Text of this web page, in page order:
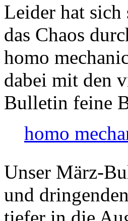
Leider hat
das Chaos
homo
dabei mit den
Bulletin feine
homo
Unser März-
und